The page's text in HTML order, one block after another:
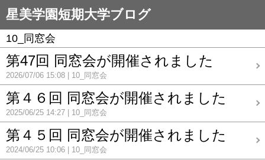
星美学園短期大学ブログ
10_同窓会
第47回 同窓会が開催されました
2026/07/06 15:08 10_同窓会
第４６回 同窓会が開催されました
2025/06/25 14:27 10_同窓会
第４５回 同窓会が開催されました
2024/06/25 10:06 10_同窓会